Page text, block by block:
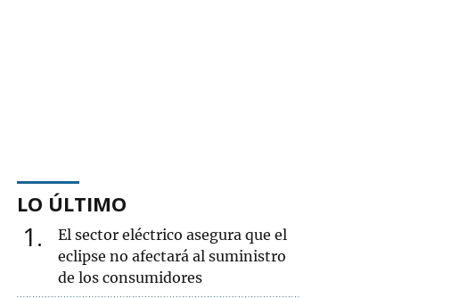
LO ÚLTIMO
1
El sector eléctrico asegura que el
eclipse no afectará al suministro
de los consumidores